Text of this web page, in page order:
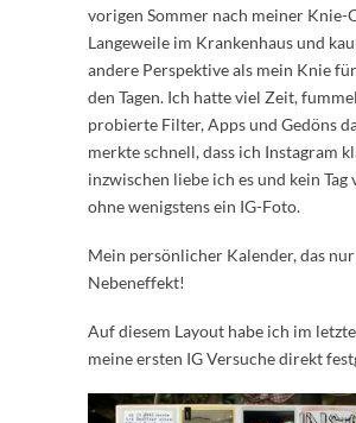
vorigen Sommer nach meiner Knie-
Langeweile im Krankenhaus und
andere Perspektive als mein Knie
den Tagen. Ich hatte viel Zeit,
probierte Filter, Apps und Gedöns
merkte schnell, dass ich Instagram
inzwischen liebe ich es und kein Tag
ohne wenigstens ein IG-Foto.
Mein persönlicher Kalender, das
Nebeneffekt!
Auf diesem Layout habe ich im
meine ersten IG Versuche direkt